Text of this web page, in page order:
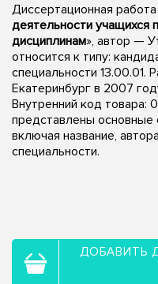
Диссертационная работа
деятельности учащихся
дисциплинам», автор —
относится к типу:
специальности 13.00.01.
Екатеринбург в 2007
Внутренний код товара:
представлены основные
включая название,
специальности.
ДОБАВИТЬ